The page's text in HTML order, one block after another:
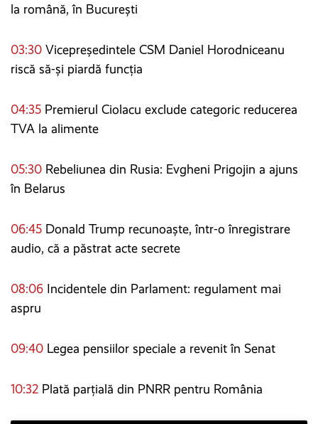
la română, în București
03:30 Vicepreședintele CSM Daniel Horodniceanu
riscă să-și piardă funcția
04:35 Premierul Ciolacu exclude categoric reducerea
TVA la alimente
05:30 Rebeliunea din Rusia: Evgheni Prigojin a ajuns
în Belarus
06:45 Donald Trump recunoaște, într-o înregistrare
audio, că a păstrat acte secrete
08:06 Incidentele din Parlament: regulament mai
aspru
09:40 Legea pensiilor speciale a revenit în Senat
10:32 Plată parțială din PNRR pentru România